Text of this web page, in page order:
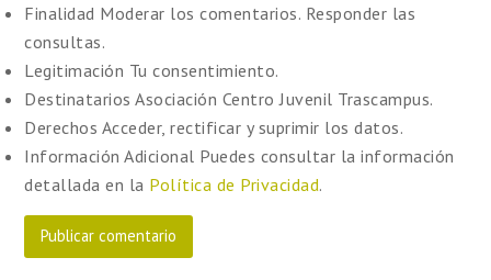
Finalidad Moderar los comentarios. Responder las
consultas.
Legitimación Tu consentimiento.
Destinatarios Asociación Centro Juvenil Trascampus.
Derechos Acceder, rectificar y suprimir los datos.
Información Adicional Puedes consultar la información
detallada en la Política de Privacidad.